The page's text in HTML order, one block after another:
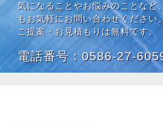
気になることやお悩みのことなど
もお気軽にお問い合わせください
ご提案・お見積もりは無料です。
電話番号： 0586-27-